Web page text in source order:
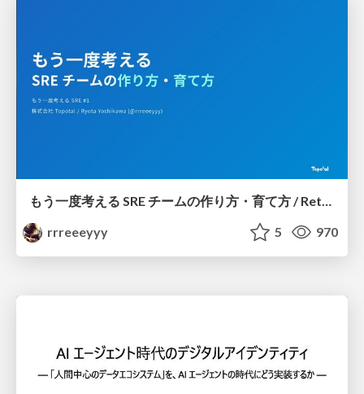
もう一度考える SRE チームの作り方・育て方 / Rethinking SRE #1: Building and Growing SRE Teams
rrreeeyyy
5 970